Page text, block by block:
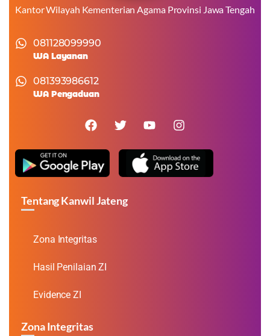
Kantor Wilayah Kementerian Agama Provinsi Jawa Tengah
081128099990
WA Layanan
081393986612
WA Pengaduan
Tentang Kanwil Jateng
Zona Integritas
Hasil Penilaian ZI
Evidence ZI
Zona Integritas